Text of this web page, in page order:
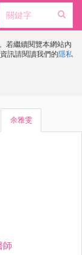
若繼續閱覽本網站內
訊請閱讀我們的隱私
余雅雯
師